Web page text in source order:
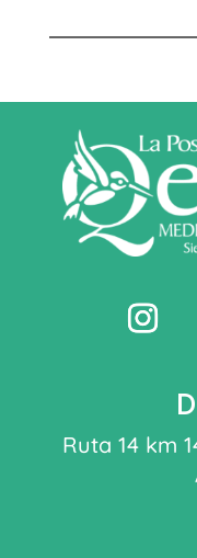
Ruta 14 km